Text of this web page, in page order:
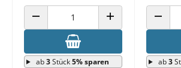
ANZAHL VERRINGERN ANZAHL ERHÖHEN
ab3Stück5% sparen ab3